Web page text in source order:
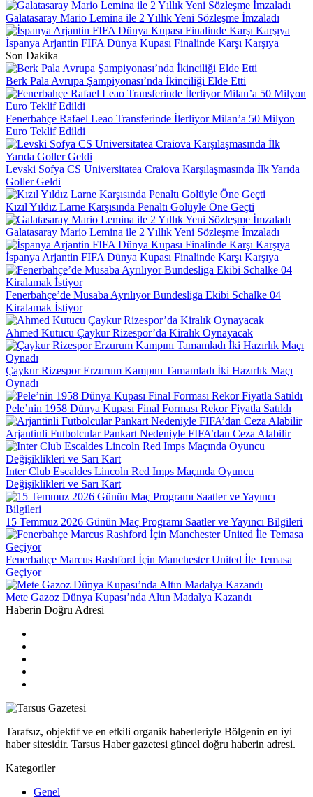
Galatasaray Mario Lemina ile 2 Yıllık Yeni Sözleşme İmzaladı
İspanya Arjantin FIFA Dünya Kupası Finalinde Karşı Karşıya
Son Dakika
Berk Pala Avrupa Şampiyonası’nda İkinciliği Elde Etti
Fenerbahçe Rafael Leao Transferinde İlerliyor Milan’a 50 Milyon
Euro Teklif Edildi
Levski Sofya CS Universitatea Craiova Karşılaşmasında İlk Yarıda
Goller Geldi
Kızıl Yıldız Larne Karşısında Penaltı Golüyle Öne Geçti
Galatasaray Mario Lemina ile 2 Yıllık Yeni Sözleşme İmzaladı
İspanya Arjantin FIFA Dünya Kupası Finalinde Karşı Karşıya
Fenerbahçe’de Musaba Ayrılıyor Bundesliga Ekibi Schalke 04
Kiralamak İstiyor
Ahmed Kutucu Çaykur Rizespor’da Kiralık Oynayacak
Çaykur Rizespor Erzurum Kampını Tamamladı İki Hazırlık Maçı
Oynadı
Pele’nin 1958 Dünya Kupası Final Forması Rekor Fiyatla Satıldı
Arjantinli Futbolcular Pankart Nedeniyle FIFA’dan Ceza Alabilir
Inter Club Escaldes Lincoln Red Imps Maçında Oyuncu
Değişiklikleri ve Sarı Kart
15 Temmuz 2026 Günün Maç Programı Saatler ve Yayıncı Bilgileri
Fenerbahçe Marcus Rashford İçin Manchester United İle Temasa
Geçiyor
Mete Gazoz Dünya Kupası’nda Altın Madalya Kazandı
Haberin Doğru Adresi
Tarafsız, objektif ve en etkili organik haberleriyle Bölgenin en iyi
haber sitesidir. Tarsus Haber gazetesi güncel doğru haberin adresi.
Kategoriler
Genel